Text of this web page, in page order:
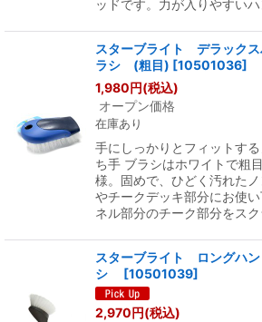
ッドです。力が入りやすい
スターブライト デラック
ラシ (粗目) [10501036]
1,980円(税込)
オープン価格
在庫あり
手にしっかりとフィットす
ち手 ブラシはホワイトで粗
様。固めで、ひどく汚れた
やチークデッキ部分にお使
ネル部分のチーク部分をス
スターブライト ロングハン
シ
[10501039]
2,970円(税込)